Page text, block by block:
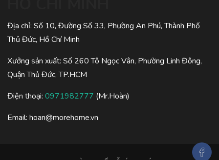
Địa chỉ: Số 10, Đường Số 33, Phường An Phú, Thành Phố
Thủ Đức, Hồ Chí Minh
Xưởng sản xuất: Số 260 Tô Ngọc Vân, Phường Linh Đông,
Quận Thủ Đức, TP.HCM
Điện thoại: 0971982777 (Mr.Hoàn)
Email: hoan@morehome.vn